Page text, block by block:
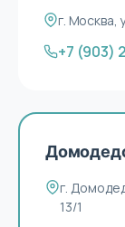
г. Москва,
+7 (903)
г.
13/1